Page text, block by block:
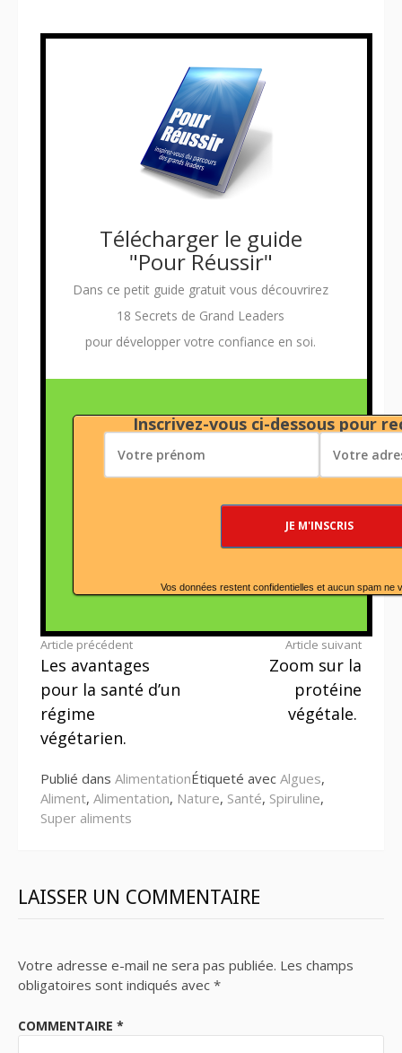
Télécharger le guide
"Pour Réussir"
Dans ce petit guide gratuit vous découvrirez
18 Secrets de Grand Leaders
pour développer votre confiance en soi.
Inscrivez-vous ci-dessous pour
Vos données restent confidentielles et aucun spam ne
Lire
la
suite
Article précédent
Les avantages
pour la santé d’un
régime
végétarien.
Article suivant
Zoom sur la
protéine
végétale.
Publié dans AlimentationÉtiqueté avec Algues,
Aliment, Alimentation, Nature, Santé, Spiruline,
Super aliments
LAISSER UN COMMENTAIRE
Votre adresse e-mail ne sera pas publiée. Les champs
obligatoires sont indiqués avec *
COMMENTAIRE *